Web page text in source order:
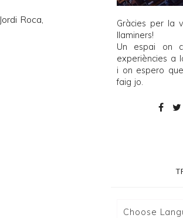
Jordi Roca,
Gràcies per la
llaminers!
Un espai on
experiències a
i on espero
faig jo.